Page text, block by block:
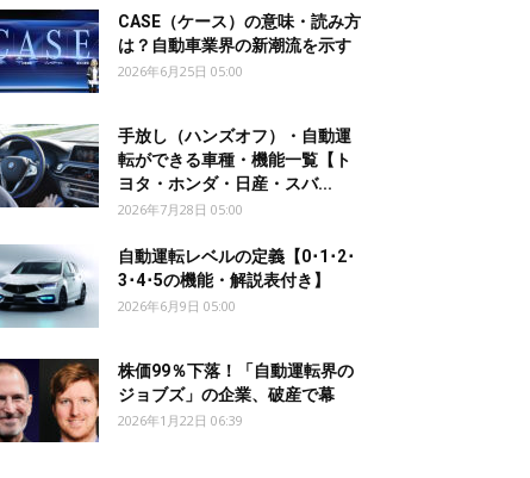
CASE（ケース）の意味・読み方
は？自動車業界の新潮流を示す
2026年6月25日 05:00
手放し（ハンズオフ）・自動運
転ができる車種・機能一覧【ト
ヨタ・ホンダ・日産・スバ...
2026年7月28日 05:00
自動運転レベルの定義【0･1･2･
3･4･5の機能・解説表付き】
2026年6月9日 05:00
株価99％下落！「自動運転界の
ジョブズ」の企業、破産で幕
2026年1月22日 06:39